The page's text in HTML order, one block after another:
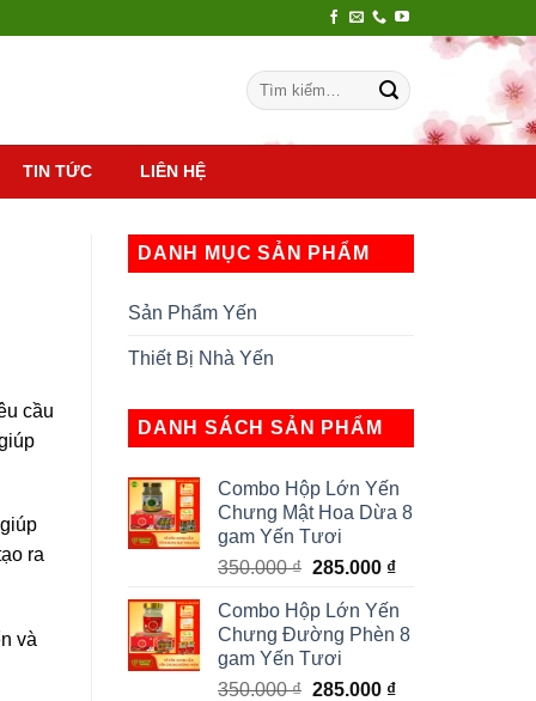
Tìm
kiếm:
TIN TỨC LIÊN HỆ
cầu
ra
và
DANH MỤC SẢN PHẨM
Sản Phẩm Yến
Thiết Bị Nhà Yến
DANH SÁCH SẢN PHẨM
Combo Hộp Lớn Yến
Chưng Mật Hoa Dừa 8
gam Yến Tươi
350.000₫ Giá
là:
350.000 ₫.
285.000 ₫Giá
tại
là:
Combo Hộp Lớn Yến
Chưng Đường Phèn 8
gam Yến Tươi
350.000₫ Giá
285.000 ₫Giá